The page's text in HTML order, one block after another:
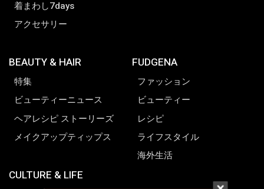
着まわし7days
アクセサリー
BEAUTY & HAIR
特集
ビューティーニュース
ヘアレシピ ストーリーズ
メイクアップティップス
CULTURE & LIFE
FUDGENA
ファッション
ビューティー
レシピ
ライフスタイル
海外生活